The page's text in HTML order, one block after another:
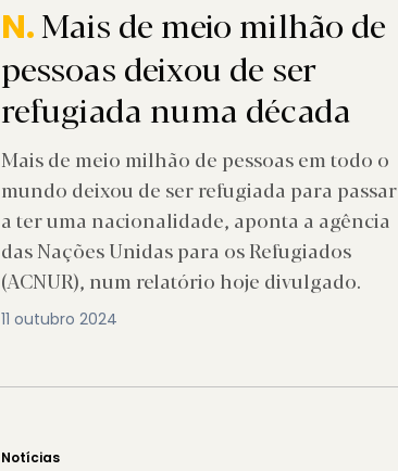
N.Mais de meio milhão de
pessoas deixou de ser
refugiada numa década
Mais de meio milhão de pessoas em todo o
mundo deixou de ser refugiada para passar
a ter uma nacionalidade, aponta a agência
das Nações Unidas para os Refugiados
(ACNUR), num relatório hoje divulgado.
11 outubro 2024
Notícias